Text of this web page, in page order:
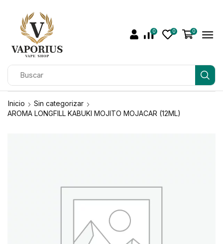
0 0 0
Inicio
Sin categorizar
AROMA LONGFILL KABUKI MOJITO MOJACAR (12ML)